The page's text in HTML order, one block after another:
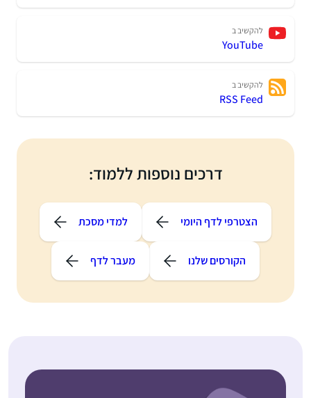
להקשיב ב
YouTube
להקשיב ב
RSS Feed
דרכים נוספות ללמוד:
הצטרפי לדף היומי למדי מסכת
הקורסים שלנו מעבר לדף